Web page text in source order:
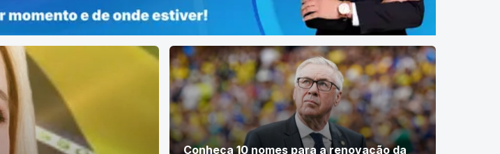
Conheça 10 nomes para a renovação da